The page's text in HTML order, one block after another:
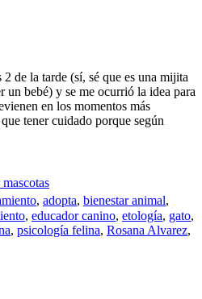
de la tarde (sí, sé que es una mijita
un bebé) y se me ocurrió la idea para
en los momentos más
tener cuidado porque según
, adopta, bienestar animal,
, educador canino, etología, gato,
, psicología felina, Rosana Alvarez,